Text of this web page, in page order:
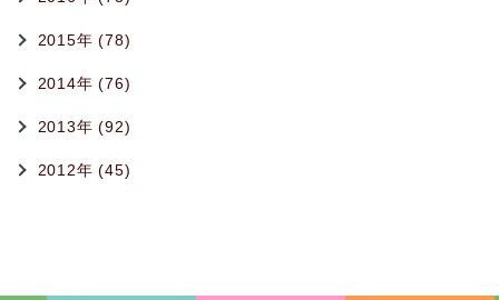
2015年 (78)
2014年 (76)
2013年 (92)
2012年 (45)